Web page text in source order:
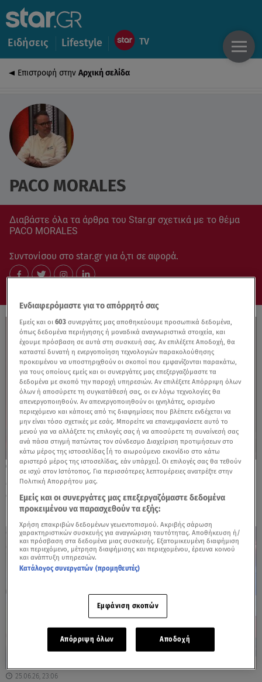
Ειδήσεις Lifestyle
Επιστροφή στην Αρχική σελίδα
PACO MORALES
Διαβάστε όλα τα άρθρα του Star.gr σχετικά με το θέμα
PACO MORALES
Συντονίσου στο star.gr για ό,τι σε αφορά.
25.06.26, 23:35
MasterChef Τελικός: Ποιο πιάτο άρεσε
στους κριτές;
25.06.26, 23:06
Ενδιαφερόμαστε για το απόρρητό σας
Εμείς και οι603 συνεργάτες μας αποθηκεύουμε προσωπικά δεδομένα,
όπως δεδομένα περιήγησης ή μοναδικά αναγνωριστικά στοιχεία, και
έχουμε πρόσβαση σε αυτά στη συσκευή σας. Αν επιλέξετε Αποδοχή, θα
καταστεί δυνατή η ενεργοποίηση τεχνολογιών παρακολούθησης
προκειμένου να υποστηριχθούν οι σκοποί που εμφανίζονται παρακάτω,
για τους οποίους εμείς και οι συνεργάτες μας επεξεργαζόμαστε τα
δεδομένα με σκοπό την παροχή υπηρεσιών. Αν επιλέξετε Απόρριψη όλων
όλων ή αποσύρετε τη συγκατάθεσή σας, οι εν λόγω τεχνολογίες θα
απενεργοποιηθούν. Αν απενεργοποιηθούν οι ιχνηλάτες, ορισμένο
περιεχόμενο και κάποιες από τις διαφημίσεις που βλέπετε ενδέχεται να
μην είναι τόσο σχετικές με εσάς. Μπορείτε να επανεμφανίσετε αυτό το
μενού για να αλλάξετε τις επιλογές σας ή να αποσύρετε τη συναίνεσή σας
ανά πάσα στιγμή πατώντας τον σύνδεσμο Διαχείριση προτιμήσεων στο
κάτω μέρος της ιστοσελίδας [ή το αιωρούμενο εικονίδιο στο κάτω
αριστερό μέρος της ιστοσελίδας, εάν υπάρχει]. Οι επιλογές σας θα τεθούν
σε ισχύ στον Ιστότοπος. Για περισσότερες λεπτομέρειες ανατρέξτε στην
Πολιτική Απορρήτου μας.
Εμείς και οι συνεργάτες μας επεξεργαζόμαστε δεδομένα
προκειμένου να παρασχεθούν τα εξής:
Χρήση επακριβών δεδομένων γεωεντοπισμού. Ακριβής σάρωση
χαρακτηριστικών συσκευής για αναγνώριση ταυτότητας. Αποθήκευση ή/
και πρόσβαση στα δεδομένα μιας συσκευής. Εξατομικευμένη διαφήμιση
και περιεχόμενο, μέτρηση διαφήμισης και περιεχομένου, έρευνα κοινού
και ανάπτυξη υπηρεσιών.
Κατάλογος συνεργατών (προμηθευτές)
Εμφάνιση σκοπών
Απόρριψη όλων Αποδοχή